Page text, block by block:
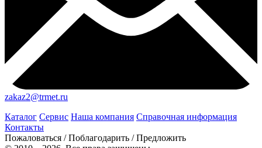
zakaz2@trmet.ru
Каталог Сервис Наша компания Справочная информация
Контакты
Пожаловаться / Поблагодарить / Предложить